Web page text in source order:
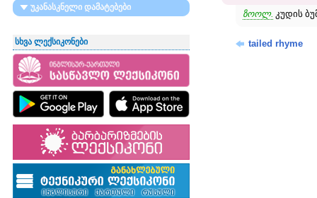
უკანასკნელი დამატებები
სხვა ლექსიკონები
ზოოლ. კუდის
tailed rhyme